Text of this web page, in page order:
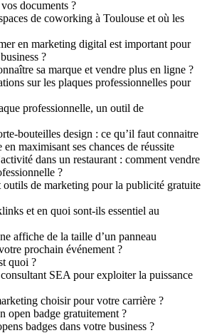
documents ?
de coworking à Toulouse et où les
en marketing digital est important pour
?
sa marque et vendre plus en ligne ?
sur les plaques professionnelles pour
professionnelle, un outil de
bouteilles design : ce qu’il faut connaitre
maximisant ses chances de réussite
dans un restaurant : comment vendre
?
outils de marketing pour la publicité gratuite
et en quoi sont-ils essentiel au
affiche de la taille d’un panneau
prochain événement ?
quoi ?
SEA pour exploiter la puissance
choisir pour votre carrière ?
open badge gratuitement ?
badges dans votre business ?